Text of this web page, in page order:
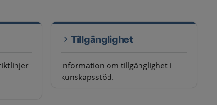
Tillgänglighet
Information om tillgänglighet i
kunskapsstöd.